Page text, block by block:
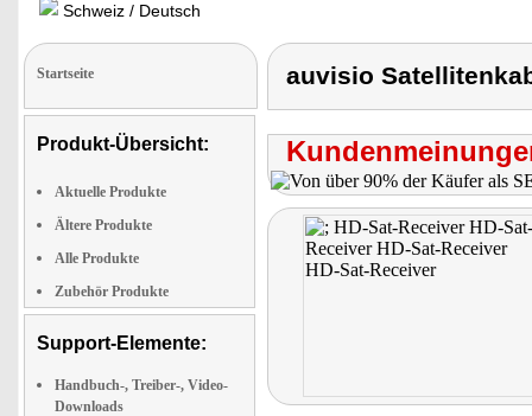
Schweiz / Deutsch
Startseite
Produkt-Übersicht:
Aktuelle Produkte
Ältere Produkte
Alle Produkte
Zubehör Produkte
Support-Elemente:
Handbuch-, Treiber-, Video-
Downloads
auvisio